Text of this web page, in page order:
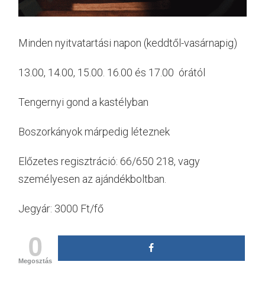
Minden nyitvatartási napon (keddtől-vasárnapig)
13.00, 14.00, 15.00. 16.00 és 17.00 órától
Tengernyi gond a kastélyban
Boszorkányok márpedig léteznek
Előzetes regisztráció: 66/650 218, vagy
személyesen az ajándékboltban.
Jegyár: 3000 Ft/fő
0
Megosztás